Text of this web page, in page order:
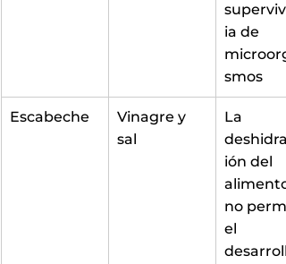
ia de
smos
Escabeche
Vinagre y
sal
La
ión del
alimento
no
el